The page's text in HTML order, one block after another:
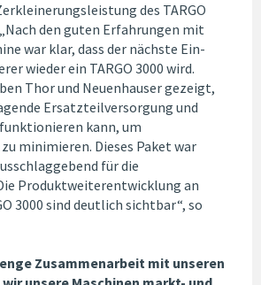
des TARGO
den guten Erfahrungen mit
war klar, dass der nächste Ein-
wieder ein TARGO 3000 wird.
Thor und Neuenhauser gezeigt,
Ersatzteilversorgung und
kann, um
minimieren. Dieses Paket war
für die
Produktweiterentwicklung an
3000 sind deutlich sichtbar“, so
Zusammenarbeit mit unseren